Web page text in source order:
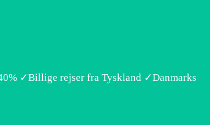
✓Billige rejser fra Tyskland ✓Danmarks